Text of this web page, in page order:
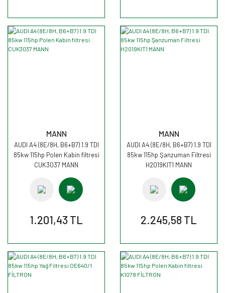
MANN
AUDI A4 (8E/8H, B6+B7) 1.9 TDI
85kw 115hp Polen Kabin filtresi
CUK3037 MANN
1.201,43 TL
MANN
AUDI A4 (8E/8H, B6+B7) 1.9 TDI
85kw 115hp Şanzuman Filtresi
H2019KIT1 MANN
2.245,58 TL